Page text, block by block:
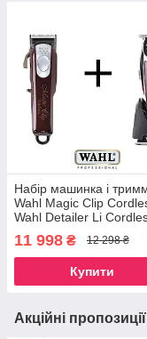
Набір машинка і
Wahl Magic Clip
Wahl Detailer Li
11 998 ₴ 12 298 ₴
Купити
Акційні